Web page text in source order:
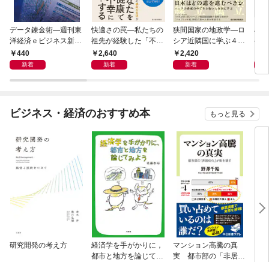
データ錬金術―週刊東
洋経済ｅビジネス新書
Ｎo.493
440
新着
快適さの罠―私たちの
祖先が経験した「不快
さ」が人生を充実させ
る
2,640
新着
狭間国家の地政学―ロ
シア近隣国に学ぶ４つ
の生き残り戦略
2,420
新着
石
―大
２
ビジネス・経済のおすすめ本 もっと見る
研究開発の考え方
経済学を手がかりに，
都市と地方を論じてみ
マンション高騰の真
実 都市部の「非居住